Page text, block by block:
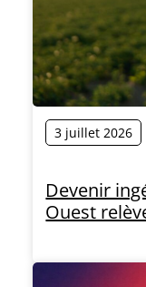
3 juillet 2026
Devenir
Ouest